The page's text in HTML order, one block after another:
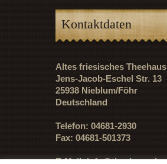
Kontaktdaten
Altes friesisches Theehaus
Jens-Jacob-Eschel Str. 13
25938 Nieblum/Föhr
Deutschland
Telefon: 04681-2930
Fax: 04681-501373
E-Mail:info@theehaus.de